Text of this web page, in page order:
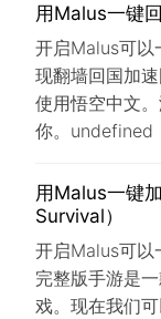
用Malus一键
开启Malus可以
现翻墙回国加
使用悟空中文
你。undefined
用Malus一键
Survival）
开启Malus可以
完整版手游是
戏。现在我们